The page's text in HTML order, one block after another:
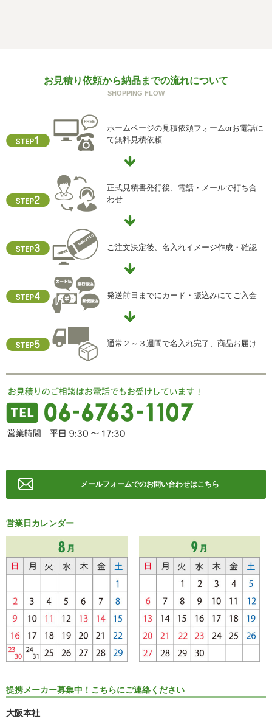
ご本人からの求めにより、当社が保有する保有個人データ
に関する開示、利用目的の通知、内容の訂正・追加または
供記録の開示(以下、開示等という)に応じます。
開示等に応ずる窓口は、下記「当社の個人情報の取扱いに
関する苦情、相談等の問合せ先」を参照してください。
クッキーやウェブビーコン等を用いるなどして、本人が容
易に認識できない方法による個人情報の取得を行っており
ません。
i) 個人情報保護方針
当社ホームページの個人情報保護方針をご覧下さい
住所 ：大阪市中央区瓦屋町2-13-5
TEL ： 06-6763-5415
FAX ： 06-6763-0829
お見積り依頼から納品までの流れについて
SHOPPING FLOW
ホームページの見積依頼フォームorお電話に
て無料見積依頼
正式見積書発行後、電話・メールで打ち合
わせ
ご注文決定後、名入れイメージ作成・確認
発送前日までにカード・振込みにてご入金
通常２～３週間で名入れ完了、商品お届け
メールフォームでのお問い合わせはこちら
営業日カレンダー
提携メーカー募集中！こちらにご連絡ください
大阪本社